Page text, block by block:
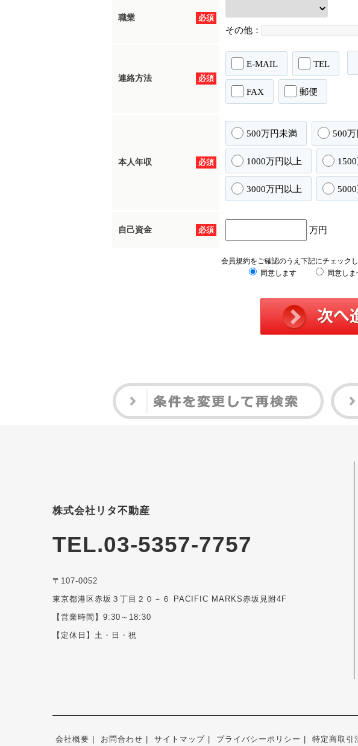
必須
職業
その他：
必須
連絡方法
E-MAIL TEL
FAX 郵便
必須
本人年収
500万円未満 500万
1000万円以上
3000万円以上
必須
自己資金 万円
会員規約をご確認のうえ下記にチェックし
同意します
同意しま
株式会社リタ不動産
TEL.03-5357-7757
〒107-0052
東京都港区赤坂３丁目２０－６ PACIFIC MARKS赤坂見附4F
【営業時間】9:30～18:30
【定休日】土・日・祝
会社概要 お問合わせ サイトマップ プライバシーポリシー 特定商取引